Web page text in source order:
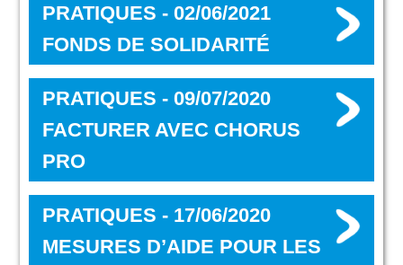
PRATIQUES - 02/06/2021
FONDS DE SOLIDARITÉ
PRATIQUES - 09/07/2020
FACTURER AVEC CHORUS
PRO
PRATIQUES - 17/06/2020
MESURES D’AIDE POUR LES